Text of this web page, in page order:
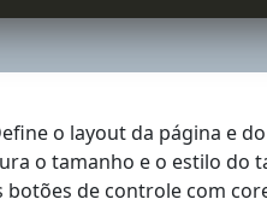
o layout da página e
o tamanho e o estilo do
botões de controle com